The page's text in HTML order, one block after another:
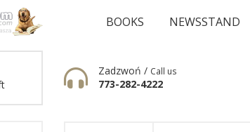
BOOKS NEWSSTAND
Zadzwoń / Call us
773-282-4222